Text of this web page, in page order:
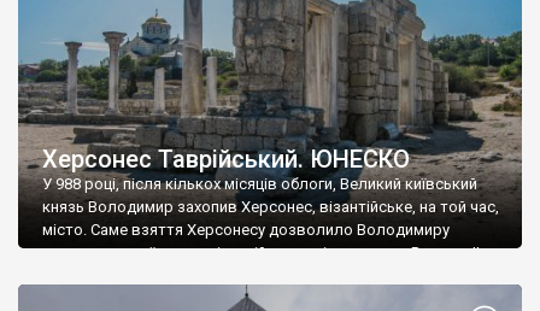
Херсонес Таврійський. ЮНЕСКО
У 988 році, після кількох місяців облоги, Великий київський
князь Володимир захопив Херсонес, візантійське, на той час,
місто. Саме взяття Херсонесу дозволило Володимиру
диктувати свої умови візантійському імператору Василю ІІ, та
Херсонесі Володимир-язичник, став Василем-християнином.